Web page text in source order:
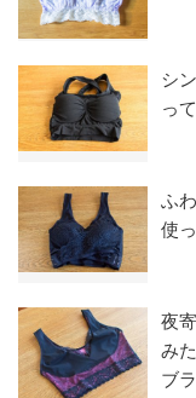
シ
っ
ふ
使
夜
み
ブラ